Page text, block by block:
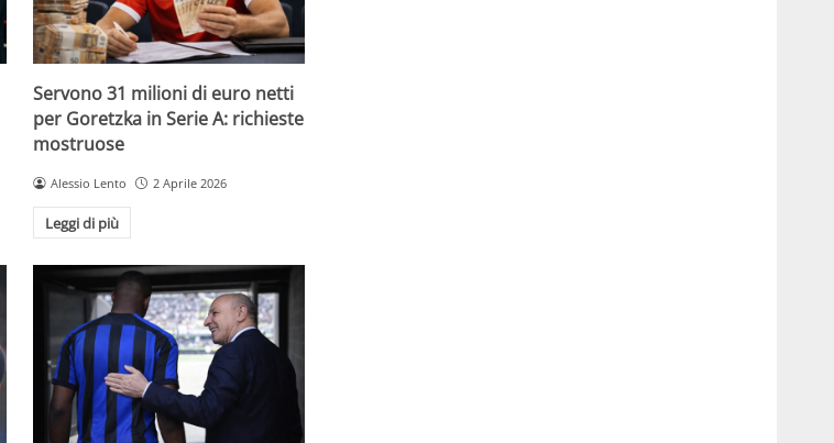
Servono 31 milioni di euro netti
per Goretzka in Serie A: richieste
mostruose
Alessio Lento 2 Aprile 2026
Leggi di più